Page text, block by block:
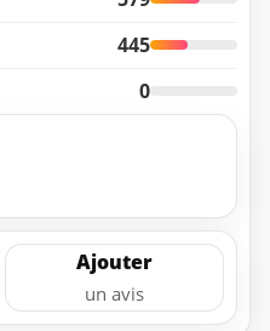
445
0
Ajouter
un avis